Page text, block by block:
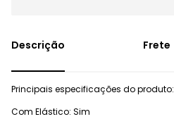
Frete
Principais especificações do produto:
Com Elástico: Sim